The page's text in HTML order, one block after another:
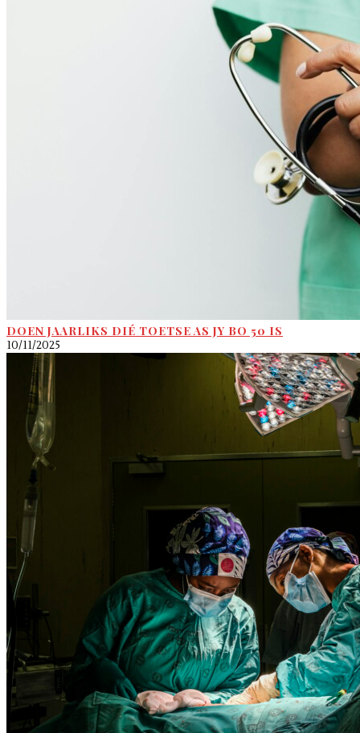
DOEN JAARLIKS DIÉ TOETSE AS JY BO 50 IS
10/11/2025